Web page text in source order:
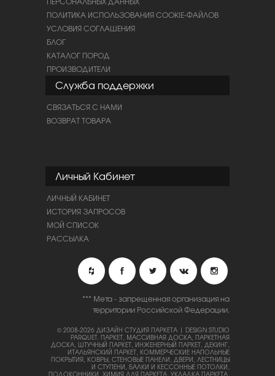
ПОЛИТИКА ИСПОЛЬЗОВАНИЯ COOKIE-ФАЙЛОВ
УСЛОВИЯ СОГЛАШЕНИЯ
БЛОГ
КАТАЛОГ ПОРОД
ПРОИЗВОДИТЕЛИ
Служба поддержки
СВЯЗАТЬСЯ С НАМИ
ВОЗВРАТ ТОВАРА
Личный Кабинет
ЛИЧНЫЙ КАБИНЕТ
ИСТОРИЯ ЗАПРОСОВ
МОЙ СПИСОК
РАССЫЛКА
*** Мета - запрещенная организация на
территории Российской Федерации.
© 2008-2026 ДИЗАЙН СТУДИЯ ПАРКЕТА | DESIGN STUDIO
PARQUET. ПАРКЕТ, МАССИВНАЯ ДОСКА, ПАРКЕТНАЯ
ДОСКА, ШТУЧНЫЙ ПАРКЕТ, ИНЖЕНЕРНЫЙ ПАРКЕТ, ДЕКИНГ,
ИТАЛЬЯНСКИЙ ПАРКЕТ, КОММЕРЧЕСКИЕ НАПОЛЬНЫЕ
ПОКРЫТИЯ, КОВРЫ, СТЕНОВЫЕ ПАНЕЛИ, ДВЕРИ, ЛЕСТНИЦЫ
И СТУПЕНИ, БАЛКИ И КЕССОННЫЕ ПОТОЛКИ,
ПОДОКОННИКИ, ХИМИЯ ДЛЯ ПАРКЕТА, УКЛАДКА ПАРКЕТА,